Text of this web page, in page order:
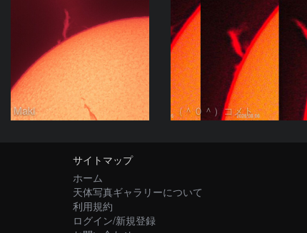
Maki （＾０＾）コメト
サイトマップ
ホーム
天体写真ギャラリーについて
利用規約
ログイン/新規登録